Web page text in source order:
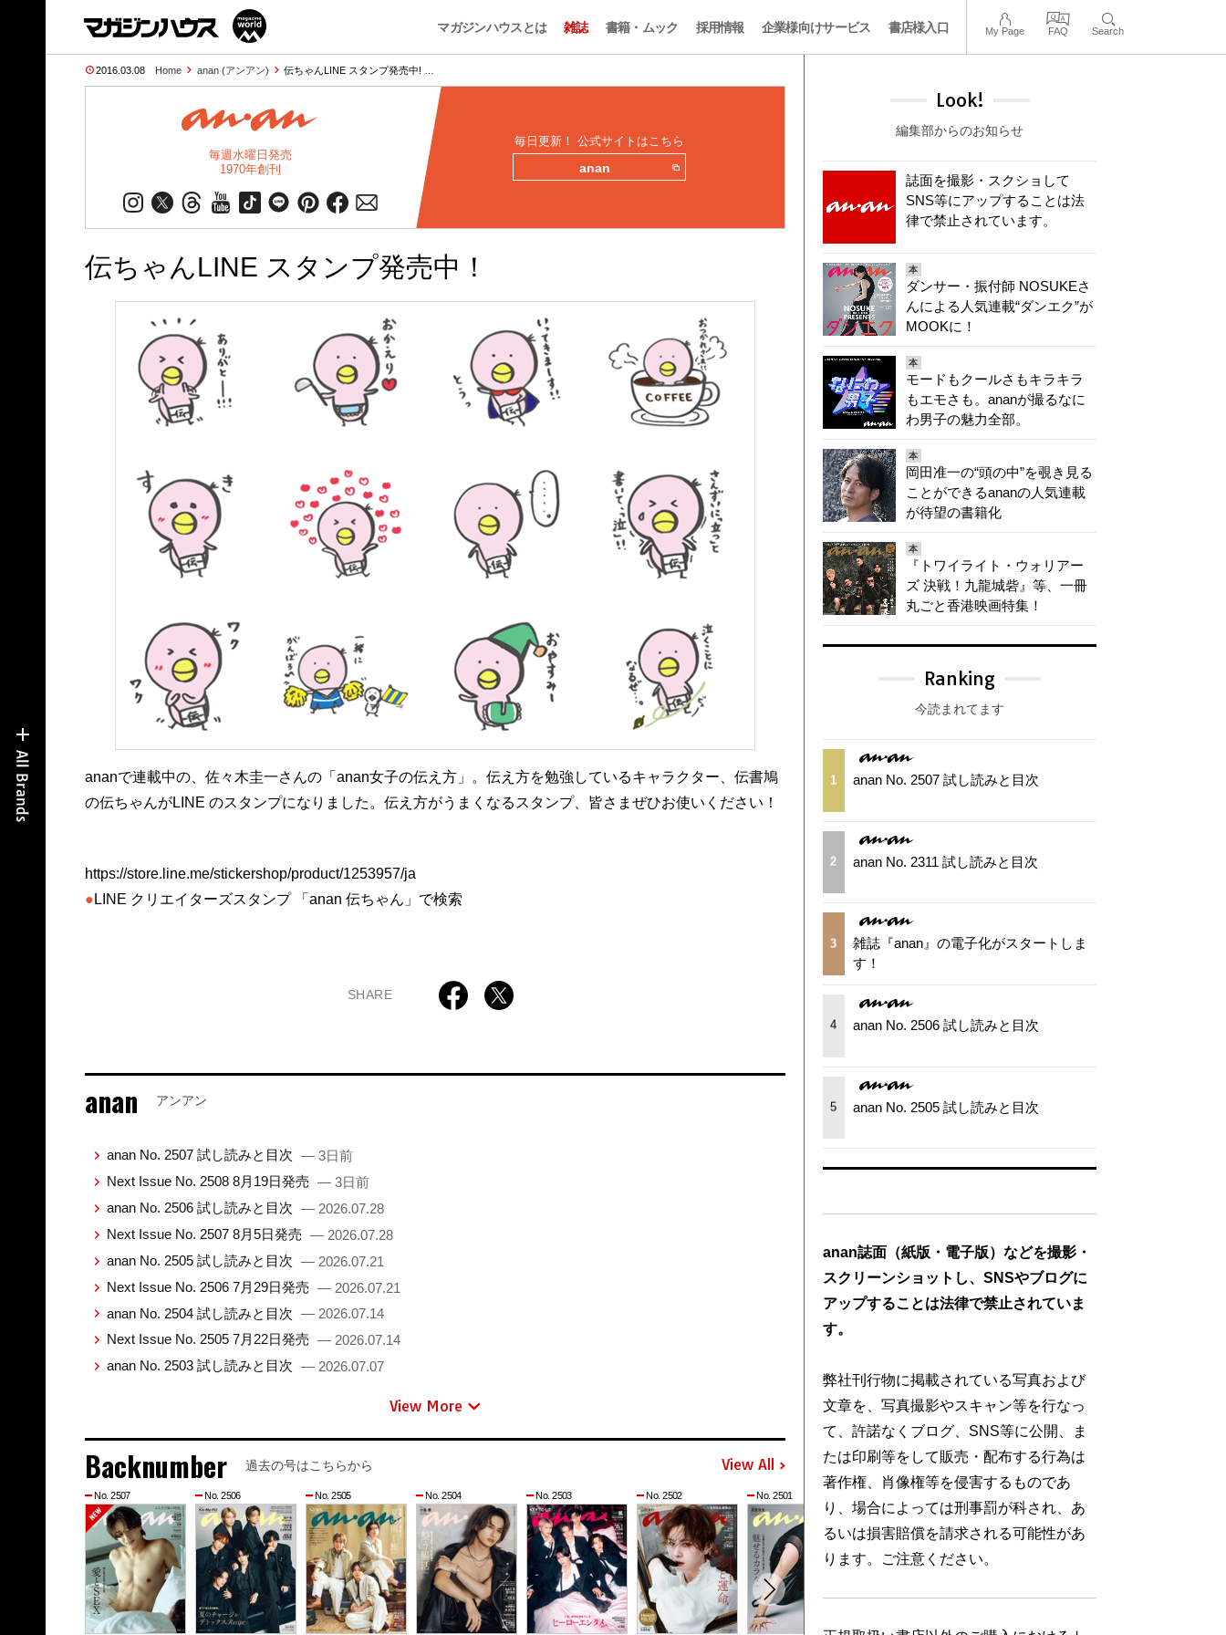
マガジンハウスとは 雑誌 書籍・ムック 採用情報 企業様向けサービス 書店様入口 My Page FAQ Search
2016.03.08 Home anan (アンアン) 伝ちゃんLINE スタンプ発売中! …
毎週水曜日発売
1970年創刊
毎日更新！ 公式サイトはこちら
anan
伝ちゃんLINE スタンプ発売中！
ananで連載中の、佐々木圭一さんの「anan女子の伝え方」。伝え方を勉強しているキャラクター、伝書鳩
の伝ちゃんがLINE のスタンプになりました。伝え方がうまくなるスタンプ、皆さまぜひお使いください！
https://store.line.me/stickershop/product/1253957/ja
● LINE クリエイターズスタンプ 「anan 伝ちゃん」で検索
SHARE
anan アンアン
anan No. 2507 試し読みと目次 — 3日前
Next Issue No. 2508 8月19日発売 — 3日前
anan No. 2506 試し読みと目次 — 2026.07.28
Next Issue No. 2507 8月5日発売 — 2026.07.28
anan No. 2505 試し読みと目次 — 2026.07.21
Next Issue No. 2506 7月29日発売 — 2026.07.21
anan No. 2504 試し読みと目次 — 2026.07.14
Next Issue No. 2505 7月22日発売 — 2026.07.14
anan No. 2503 試し読みと目次 — 2026.07.07
View More
Backnumber 過去の号はこちらから View All
No. 2507 No. 2506 No. 2505 No. 2504 No. 2503 No. 2502 No. 2501
Look!
編集部からのお知らせ
誌面を撮影・スクショして
SNS等にアップすることは法
律で禁止されています。
本
ダンサー・振付師 NOSUKEさ
んによる人気連載“ダンエク”が
MOOKに！
本
モードもクールさもキラキラ
もエモさも。ananが撮るなに
わ男子の魅力全部。
本
岡田准一の“頭の中”を覗き見る
ことができるananの人気連載
が待望の書籍化
本
『トワイライト・ウォリアー
ズ 決戦！九龍城砦』等、一冊
丸ごと香港映画特集！
Ranking
今読まれてます
1 anan No. 2507 試し読みと目次
2 anan No. 2311 試し読みと目次
3
雑誌『anan』の電子化がスタートしま
す！
4 anan No. 2506 試し読みと目次
5 anan No. 2505 試し読みと目次
anan誌面（紙版・電子版）などを撮影・
スクリーンショットし、SNSやブログに
アップすることは法律で禁止されていま
す。
弊社刊行物に掲載されている写真および
文章を、写真撮影やスキャン等を行なっ
て、許諾なくブログ、SNS等に公開、ま
たは印刷等をして販売・配布する行為は
著作権、肖像権等を侵害するものであ
り、場合によっては刑事罰が科され、あ
るいは損害賠償を請求される可能性があ
ります。ご注意ください。